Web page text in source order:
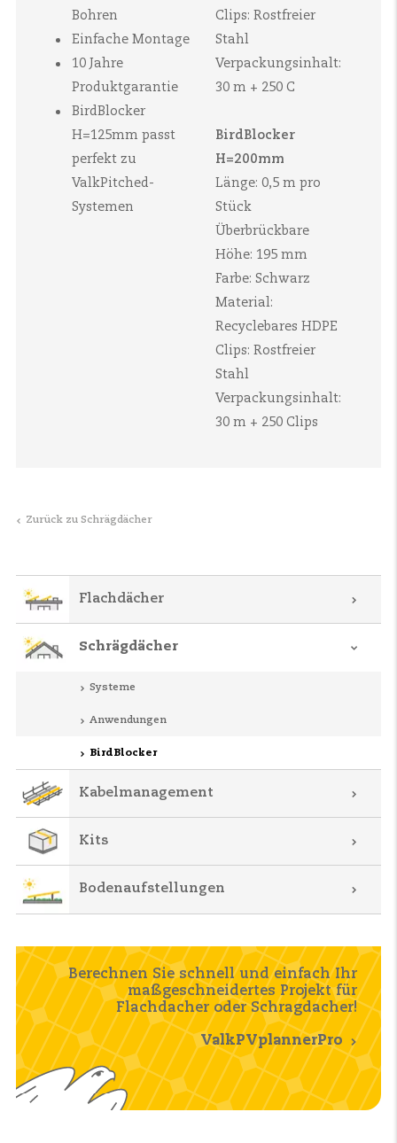
Bohren
Einfache Montage
10 Jahre
Produktgarantie
BirdBlocker
H=125mm passt
perfekt zu
ValkPitched-
Systemen
Clips: Rostfreier
Stahl
Verpackungsinhalt:
30 m + 250 C
BirdBlocker
H=200mm
Länge: 0,5 m pro
Stück
Überbrückbare
Höhe: 195 mm
Farbe: Schwarz
Material:
Recyclebares HDPE
Clips: Rostfreier
Stahl
Verpackungsinhalt:
30 m + 250 Clips
Zurück zu Schrägdächer
Flachdächer
Schrägdächer
Systeme
Anwendungen
BirdBlocker
Kabelmanagement
Kits
Bodenaufstellungen
Berechnen Sie schnell und einfach Ihr
maßgeschneidertes Projekt für
Flachdacher oder Schragdacher!
ValkPVplannerPro